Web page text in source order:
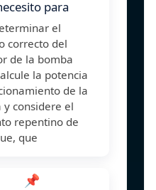
para
el
correcto del
de la bomba
la potencia
de la
y considere el
repentino de
que
📌